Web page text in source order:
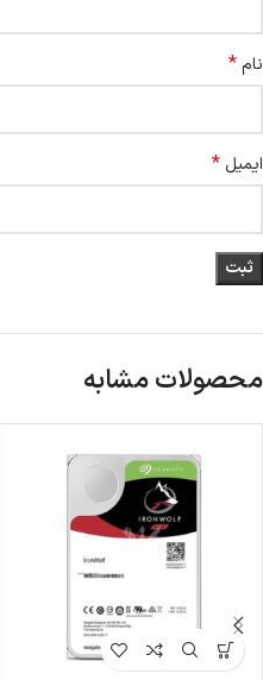
نام*
ایمیل *
محصولات مشابه